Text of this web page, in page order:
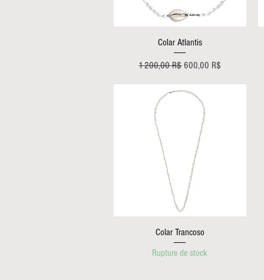
Aperçu rapide
Colar Atlantis
Prix original
1 200,00 R$ Prix promotionnel
600,00 R$
Aperçu rapide
Colar Trancoso
Rupture de stock